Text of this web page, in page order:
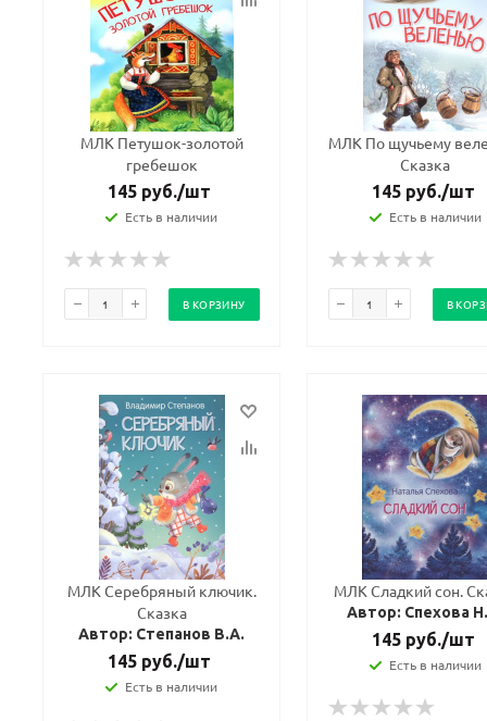
МЛК Петушок-золотой
гребешок
145 руб./шт
Есть в наличии
В КОРЗИНУ
МЛК По щучьему
Сказка
145руб./шт
Есть в наличии
В
МЛК Серебряный ключик.
Сказка
Автор: Степанов В.А.
145 руб./шт
Есть в наличии
МЛК Сладкий сон.
Автор: Спехова
145руб./шт
Есть в наличии